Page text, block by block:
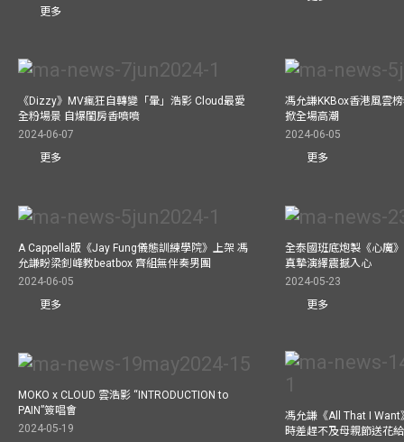
更多
《Dizzy》MV瘋狂自轉變「暈」浩影 Cloud最愛
全粉場景 自爆閨房香噴噴
2024-06-07
更多
馮允謙KKBox香港風雲
掀全場高潮
2024-06-05
更多
A Cappella版《Jay Fung儀態訓練學院》上架 馮
允謙盼梁釗峰教beatbox 齊組無伴奏男團
2024-06-05
更多
全泰國班底炮製《心魔
真摯演繹震撼入心
2024-05-23
更多
MOKO x CLOUD 雲浩影 “INTRODUCTION to
PAIN”簽唱會
2024-05-19
馮允謙《All That I
時差趕不及母親節送花